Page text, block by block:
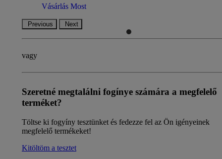
Vásárlás Most
Previous Next
vagy
Szeretné megtalálni fogínye számára a megfelelő
terméket?
Töltse ki fogyíny tesztünket és fedezze fel az Ön igényeinek
megfelelő termékeket!
Kitöltöm a tesztet